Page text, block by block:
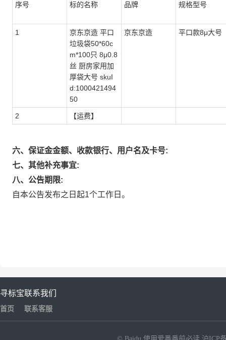
序号 标的名称 品牌 规格型号
1
京东京造 平口
垃圾袋50*60c
m*100只 8μ0.8
丝 厨房家用加
厚袋大号 skuI
d:1000421494
50
京东京造 平口款8μ大号
2 【运费】
六、保证金金额、收款银行、用户名及卡号:
七、其他补充事宜:
八、公告期限:
自本公告发布之日起1个工作日。
寻标宝
首页
联系我们
联系客服